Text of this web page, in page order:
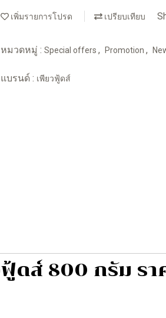
เพิ่มรายการโปรด เปรียบเทียบ
หมวดหมู่ : Special offers , Promotion ,
แบรนด์ : เพียวฟู้ดส์
ดส์ 800 กรัม รา